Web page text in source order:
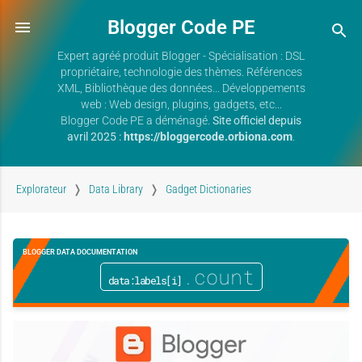
Blogger Code PE
Expert agréé produit Blogger - Spécialisation : DSL
propriétaire, technologie des thèmes. Références
XML, Bibliothèque des données... Développements
web : Web design, plugins, gadgets, etc...
Blogger Code PE a déménagé. Site officiel depuis
avril 2025 : https://bloggercode.orbiona.com.
Explorateur Data Library Gadget Dictionaries
data:labels[i] .count
BLOGGER DATA DOCUMENTATION